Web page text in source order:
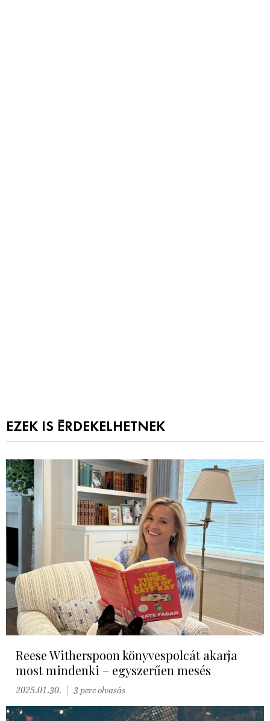
EZEK IS ÉRDEKELHETNEK
Reese Witherspoon könyvespolcát akarja
most mindenki – egyszerűen mesés
2025.01.30. 3 perc olvasás